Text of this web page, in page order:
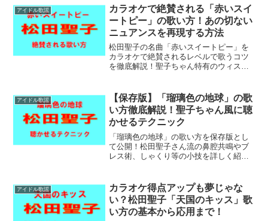
味わいを歌声に乗せて、聴く人の心を揺
さぶりましょう！
アイドル歌謡
カラオケで絶賛される「赤いスイ
ートピー」の歌い方！あの切ない
ニュアンスを再現する方法
松田聖子の名曲「赤いスイートピー」を
カラオケで絶賛されるレベルで歌うコツ
を徹底解説！聖子ちゃん特有のウィスパ
出し方まで、男女共に実践できる練習法
を詳しく紹介します。
アイドル歌謡
【保存版】「瑠璃色の地球」の歌
い方徹底解説！聖子ちゃん風に聴
かせるテクニック
「瑠璃色の地球」の歌い方を保存版とし
て公開！松田聖子さん流の鼻腔共鳴やブ
レス術、しゃくり等の小技を詳しく紹介
攻略する秘訣をマスターして、周囲を一
目置かせる歌唱力を身につけましょう。
アイドル歌謡
カラオケ得点アップも夢じゃな
い？松田聖子「天国のキッス」歌
い方の基本から応用まで！